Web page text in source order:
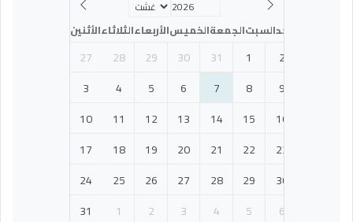
الأثنينالثلاثاءالأربعاءالخميسالجمعةالسبتالأحد
27 28 29 30 31 1
2
3
4 5 6 7 8
9
10
11 12 13 14 15
16
17
18 19 20 21 22
23
24
25 26 27 28 29
30
31
1 2 3 4 5 6